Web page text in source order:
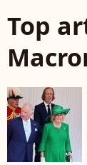
Top